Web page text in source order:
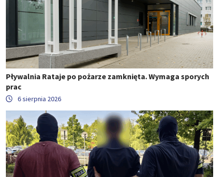
Pływalnia Rataje po pożarze zamknięta. Wymaga sporych
prac
6 sierpnia 2026